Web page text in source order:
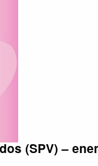
(SPV) –